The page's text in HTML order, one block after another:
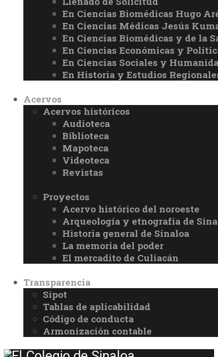
En Ciencias Biomédicas Hugo
En Ciencias Médicas Jesús
En Ciencias Biomédicas y de la
En Ciencias Económicas y
En Ciencias Sociales y
En Historia y Estudios
Acervos
Acervos históricos
Audioteca
Biblioteca
Mapoteca
Videoteca
Revistas
Proyectos
Acervo histórico del noroeste
Arqueología y etnografía de
Historia general de Sinaloa
La memoria del poder
El mercadito de Culiacán
Transparencia
Sipot
Tablas de aplicabilidad
Código de conducta
Armonización contable